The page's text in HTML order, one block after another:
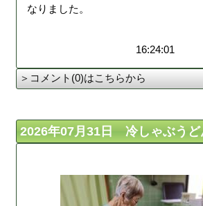
なりました。
16:24:01
＞コメント(0)はこちらから
2026年07月31日 冷しゃぶうど